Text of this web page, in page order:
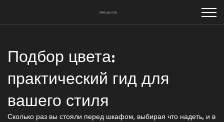
Подбор цвета:
практический гид для
вашего стиля
Сколько раз вы стояли перед шкафом, выбирая что надеть, и в